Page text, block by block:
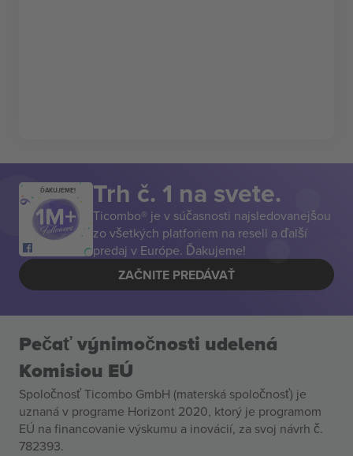
ĎAKUJEME! Trh č. 1 na svete.
Ticombo® je v súčasnosti najsledovanejšou
zo všetkých platforiem na resell a ďalší
predaj v Európe. Ďakujeme!
ZAČNITE PREDÁVAŤ
Pečať výnimočnosti udelená
Komisiou EÚ
Spoločnosť Ticombo GmbH (materská spoločnosť) je
uznaná v programe Horizont 2020, ktorý je programom
EÚ na financovanie výskumu a inovácií, za svoj návrh č.
782393.